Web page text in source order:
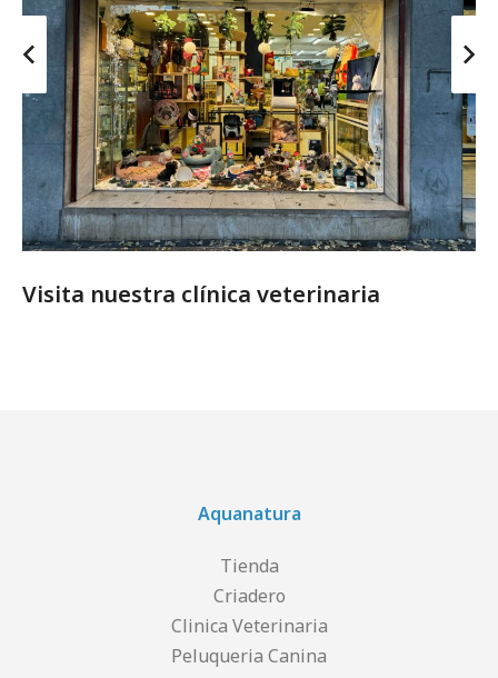
Visita nuestra clínica veterinaria
Aquanatura
Tienda
Criadero
Clinica Veterinaria
Peluqueria Canina